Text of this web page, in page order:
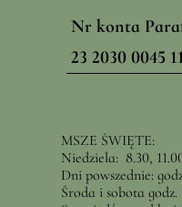
Nr konta
23 2030 0045
MSZE ŚWIĘTE:
Niedziela: 8.30,
Dni powszednie:
Środa i sobota